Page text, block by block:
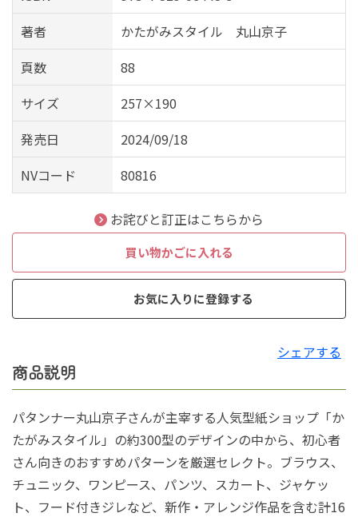
著者
かたがみスタイル 丸山京子
頁数
88
サイズ
257×190
発売日
2024/09/18
NVコード
80816
お詫びと訂正はこちらから
買い物かごに入れる
お気に入りに登録する
シェアする
商品説明
パタンナー丸山京子さんが主宰する人気型紙ショップ「か
たがみスタイル」の約300型のデザインの中から、初心者
さん向きのおすすめパターンを厳選セレクト。ブラウス、
チュニック、ワンピース、パンツ、スカート、ジャケッ
ト、フード付きジレなど、新作・アレンジ作品を含む計16